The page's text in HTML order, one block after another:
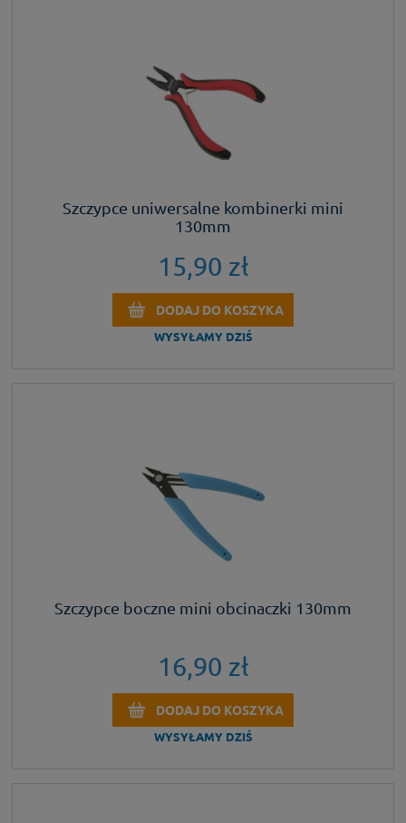
Szczypce uniwersalne kombinerki mini
130mm
15,90 zł
DODAJ DO KOSZYKA
WYSYŁAMY DZIŚ
Szczypce boczne mini obcinaczki 130mm
16,90 zł
DODAJ DO KOSZYKA
WYSYŁAMY DZIŚ